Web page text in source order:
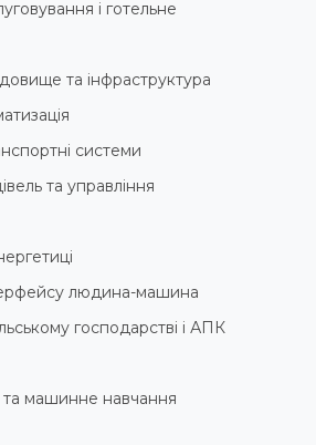
і готельне
та інфраструктура
системи
та управління
людина-машина
господарстві і АПК
та машинне навчання